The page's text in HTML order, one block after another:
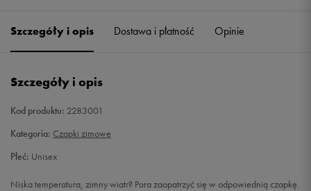
Szczegóły i opis Dostawa i płatność Opinie
Szczegóły i opis
Kod produktu: 2283001
Kategoria: Czapki zimowe
Płeć: Unisex
Niska temperatura, zimny wiatr? Pora zaopatrzyć się w odpowiednią czapkę.